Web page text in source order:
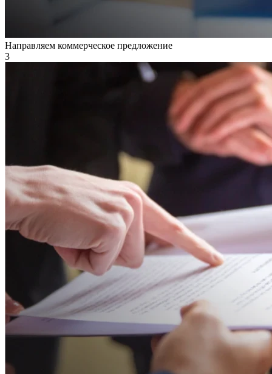
Направляем коммерческое предложение
3